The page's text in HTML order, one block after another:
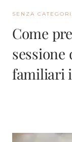
SENZA
Come
sessione
familiari